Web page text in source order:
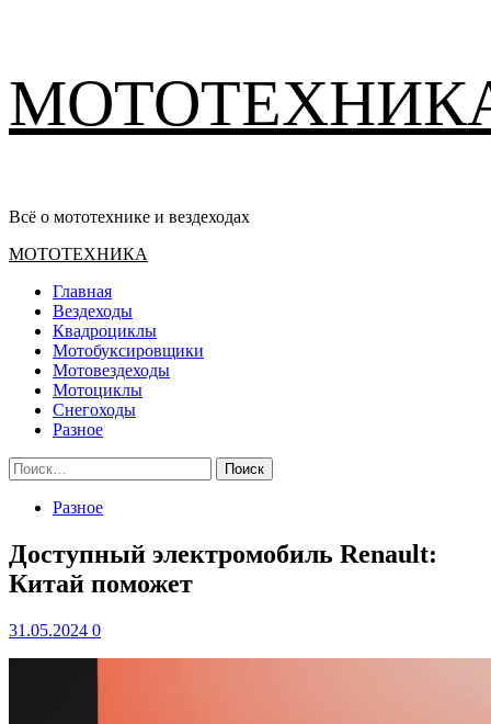
содержимому
Всё о мототехнике и вездеходах
Основное
МОТОТЕХНИКА
Главная
Вездеходы
Квадроциклы
Мотобуксировщики
Мотовездеходы
Мотоциклы
Снегоходы
Разное
Найти:
Разное
Доступный электромобиль Renault:
Китай поможет
31.05.2024 0